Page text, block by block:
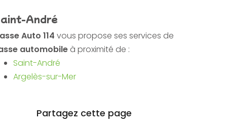
André
Auto 114 vous propose ses services de
automobile à proximité de :
Saint-André
Argelès-sur-Mer